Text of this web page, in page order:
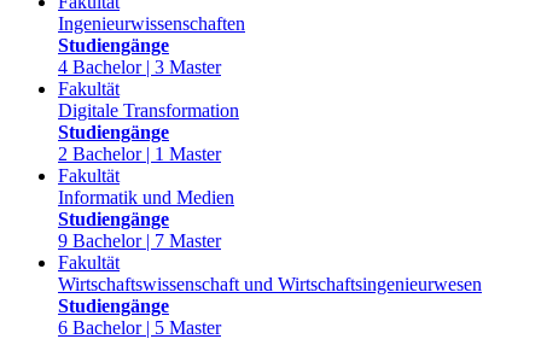
Ingenieurwissenschaften
Studiengänge
4 Bachelor | 3 Master
Fakultät
Digitale Transformation
Studiengänge
2 Bachelor | 1 Master
Fakultät
Informatik und Medien
Studiengänge
9 Bachelor | 7 Master
Fakultät
Wirtschaftswissenschaft und Wirtschaftsingenieurwesen
Studiengänge
6 Bachelor | 5 Master